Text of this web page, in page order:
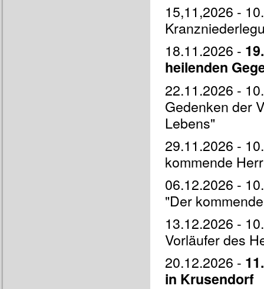
15,11,2026 -
18.11.2026 -
heilenden
22.11.2026 -
Gedenken der
Lebens"
29.11.2026 -
kommende
06.12.2026 -
"Der
13.12.2026 -
Vorläufer des
20.12.2026 -
in Krusendorf